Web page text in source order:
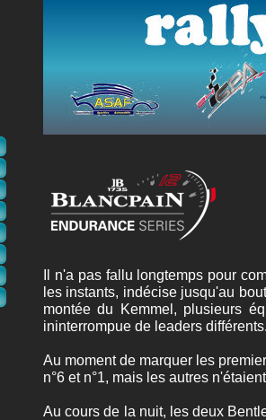
Il n'a pas fallu longtemps pour
les instants, indécise jusqu'au
montée du Kemmel, plusieurs
ininterrompue de leaders
Au moment de marquer les
n°6 et n°1, mais les autres
Au cours de la nuit, les deux